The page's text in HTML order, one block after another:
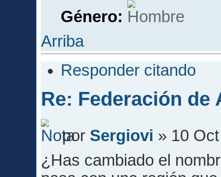
Género:
Arriba
Responder citando
Re: Federación de
por Sergiovi » 10
¿Has cambiado el